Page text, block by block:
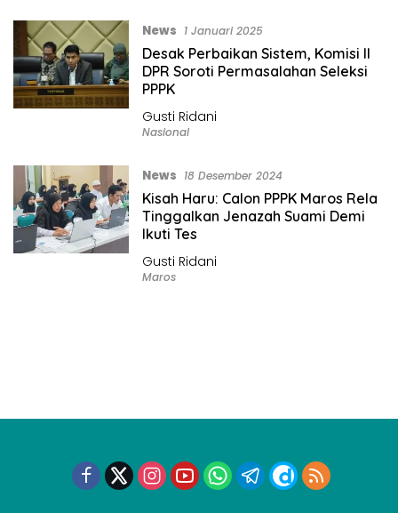
News 1 Januari 2025
Desak Perbaikan Sistem, Komisi II
DPR Soroti Permasalahan Seleksi
PPPK
Gusti Ridani
Nasional
News 18 Desember 2024
Kisah Haru: Calon PPPK Maros Rela
Tinggalkan Jenazah Suami Demi
Ikuti Tes
Gusti Ridani
Maros